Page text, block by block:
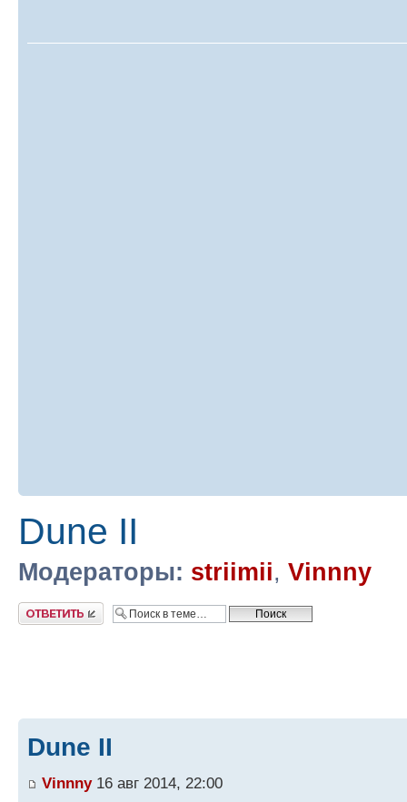
Dune II
Модераторы: striimii, Vinnny
Ответить
Dune II
Vinnny16 авг 2014, 22:00